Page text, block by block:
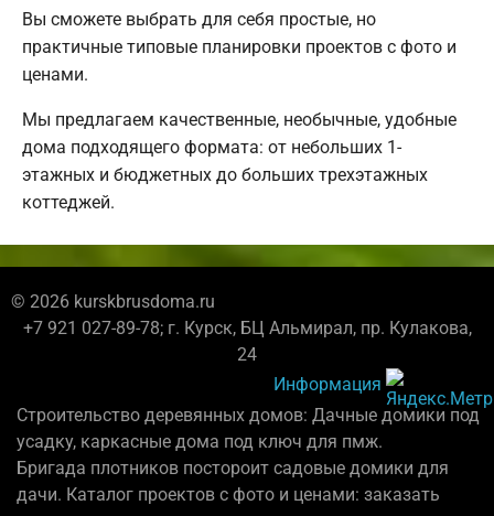
Вы сможете выбрать для себя простые, но
практичные типовые планировки проектов с фото и
ценами.
Мы предлагаем качественные, необычные, удобные
дома подходящего формата: от небольших 1-
этажных и бюджетных до больших трехэтажных
коттеджей.
© 2026 kurskbrusdoma.ru
+7 921 027-89-78; г. Курск, БЦ Альмирал, пр. Кулакова,
24
Информация
Строительство деревянных домов: Дачные домики под
усадку, каркасные дома под ключ для пмж.
Бригада плотников постороит садовые домики для
дачи. Каталог проектов с фото и ценами: заказать